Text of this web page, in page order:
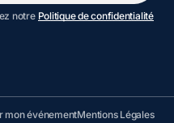
notre Politique de confidentialité
mon événementMentions Légales